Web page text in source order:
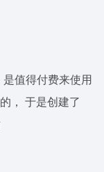
值得付费来使用
， 于是创建了